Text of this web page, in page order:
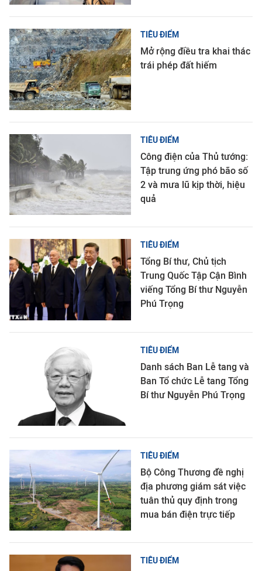
TIÊU ĐIỂM
Mở rộng điều tra khai thác
trái phép đất hiếm
TIÊU ĐIỂM
Công điện của Thủ tướng:
Tập trung ứng phó bão số
2 và mưa lũ kịp thời, hiệu
quả
TIÊU ĐIỂM
Tổng Bí thư, Chủ tịch
Trung Quốc Tập Cận Bình
viếng Tổng Bí thư Nguyễn
Phú Trọng
TIÊU ĐIỂM
Danh sách Ban Lễ tang và
Ban Tổ chức Lễ tang Tổng
Bí thư Nguyễn Phú Trọng
TIÊU ĐIỂM
Bộ Công Thương đề nghị
địa phương giám sát việc
tuân thủ quy định trong
mua bán điện trực tiếp
TIÊU ĐIỂM